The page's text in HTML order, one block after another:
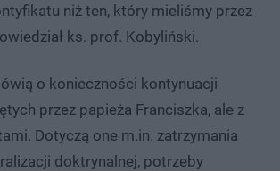
niż ten, który mieliśmy przez
ks. prof. Kobyliński.
o konieczności kontynuacji
przez papieża Franciszka, ale z
Dotyczą one m.in. zatrzymania
doktrynalnej, potrzeby